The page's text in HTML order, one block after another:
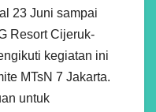
23 Juni sampai
Resort Cijeruk-
kegiatan ini
MTsN 7 Jakarta.
untuk